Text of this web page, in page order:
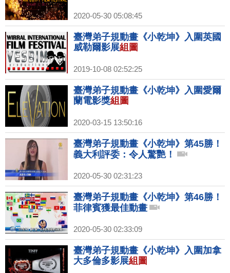
2020-05-30 05:08:45
臺灣弟子規動畫《小乾坤》入圍英國
威勒爾影展組圖
2019-10-08 02:52:25
臺灣弟子規動畫《小乾坤》入圍愛爾
蘭電影獎組圖
2020-03-15 13:50:16
臺灣弟子規動畫《小乾坤》第45勝！
義大利評委：令人驚艷！
2020-05-30 02:31:23
臺灣弟子規動畫《小乾坤》第46勝！
菲律賓獲最佳動畫
2020-05-30 02:33:09
臺灣弟子規動畫《小乾坤》入圍加拿
大多倫多影展組圖